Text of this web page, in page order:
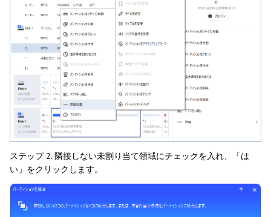
ステップ 2. 隣接しない未割り当て領域にチェックを入れ、「は
い」をクリックします。